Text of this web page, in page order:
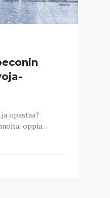
opastaa?
oppia…